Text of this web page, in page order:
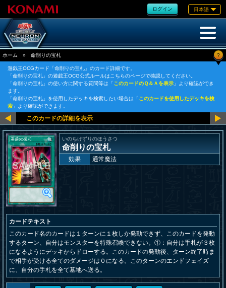
ログイン 日本語
ホーム » 命削りの宝札 ?
遊戯王OCGカード「命削りの宝札」のカード詳細です。
「命削りの宝札」の遊戯王OCG公式ルールはこちらのページで確認してください。
「命削りの宝札」の使い方に関する質問等は「このカードのＱ＆Ａを表示 」より確認ができ
ます。
「命削りの宝札」を使用したデッキを検索したい場合は「このカードを使用したデッキを検
索 」より確認ができます。
いのちけずりのほうさつ
命削りの宝札
効果 通常魔法
カードテキスト
このカード名のカードは１ターンに１枚しか発動できず、このカードを発動
するターン、自分はモンスターを特殊召喚できない。①：自分は手札が３枚
になるようにデッキからドローする。このカードの発動後、ターン終了時ま
で相手が受ける全てのダメージは０になる。このターンのエンドフェイズ
に、自分の手札を全て墓地へ送る。